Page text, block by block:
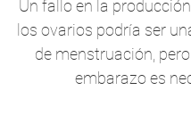
Un fallo en la
los ovarios podría ser
de menstruación,
embarazo es